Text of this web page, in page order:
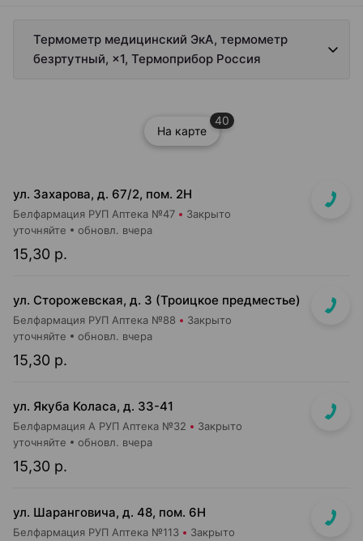
Термометр медицинский ЭкА, термометр
безртутный, ×1, Термоприбор Россия
На карте
40
ул. Захарова, д. 67/2, пом. 2Н
Белфармация РУП Аптека №47 Закрыто
15,30 р.
уточняйте обновл. вчера
ул. Сторожевская, д. 3 (Троицкое предместье)
Белфармация РУП Аптека №88 Закрыто
15,30 р.
уточняйте обновл. вчера
ул. Якуба Koлaca, д. 33-41
Белфармация А РУП Аптека №32 Закрыто
15,30 р.
уточняйте обновл. вчера
ул. Шаранговича, д. 48, пом. 6Н
Белфармация РУП Аптека №113 Закрыто